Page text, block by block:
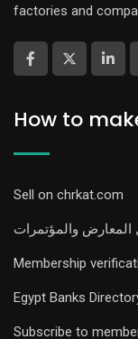
factories and
How to
Sell on chrkat.com
المعارض والمؤتمرات
Membership
Egypt Banks
Subscribe to